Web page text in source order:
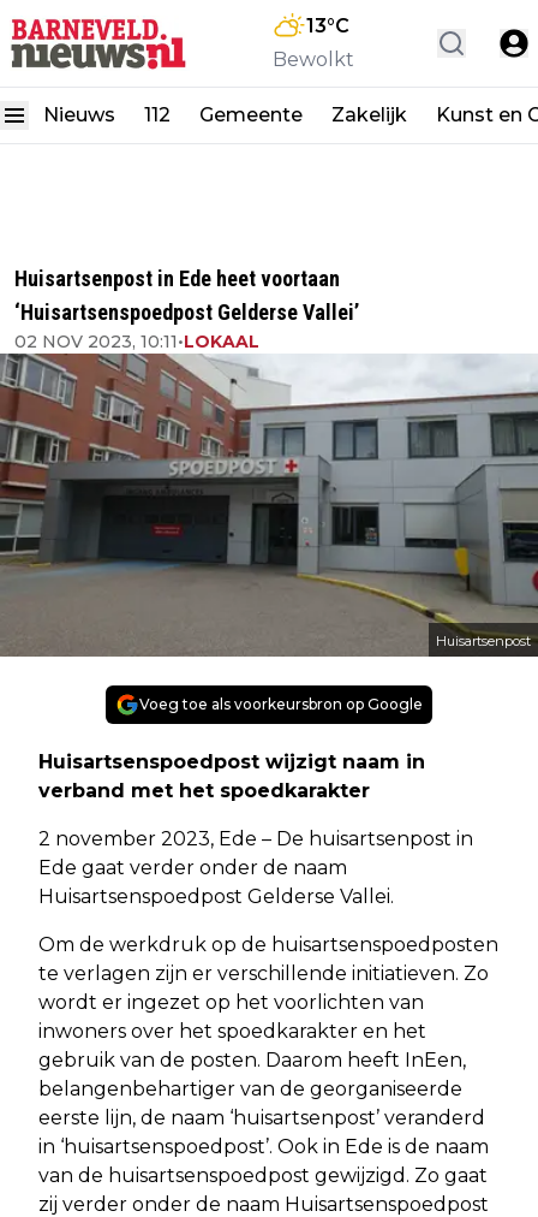
13°C
Bewolkt
Nieuws 112 Gemeente Zakelijk Kunst en
Huisartsenpost in Ede heet voortaan
‘Huisartsenspoedpost Gelderse Vallei’
02 NOV 2023, 10:11•LOKAAL
Huisartsenpost
Voeg toe als voorkeursbron op Google
Huisartsenspoedpost wijzigt naam in
verband met het spoedkarakter
2 november 2023, Ede – De huisartsenpost in
Ede gaat verder onder de naam
Huisartsenspoedpost Gelderse Vallei.
Om de werkdruk op de huisartsenspoedposten
te verlagen zijn er verschillende initiatieven. Zo
wordt er ingezet op het voorlichten van
inwoners over het spoedkarakter en het
gebruik van de posten. Daarom heeft InEen,
belangenbehartiger van de georganiseerde
eerste lijn, de naam ‘huisartsenpost’ veranderd
in ‘huisartsenspoedpost’. Ook in Ede is de naam
van de huisartsenspoedpost gewijzigd. Zo gaat
zij verder onder de naam Huisartsenspoedpost